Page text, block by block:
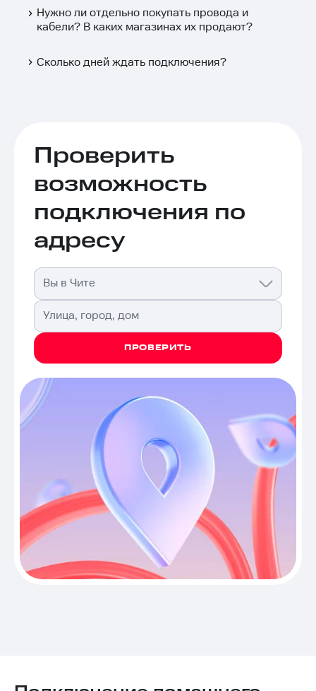
Нужно ли отдельно покупать провода и
кабели? В каких магазинах их продают?
Сколько дней ждать подключения?
Проверить
возможность
подключения по
адресу
Вы в Чите
Улица, город, дом
ПРОВЕРИТЬ